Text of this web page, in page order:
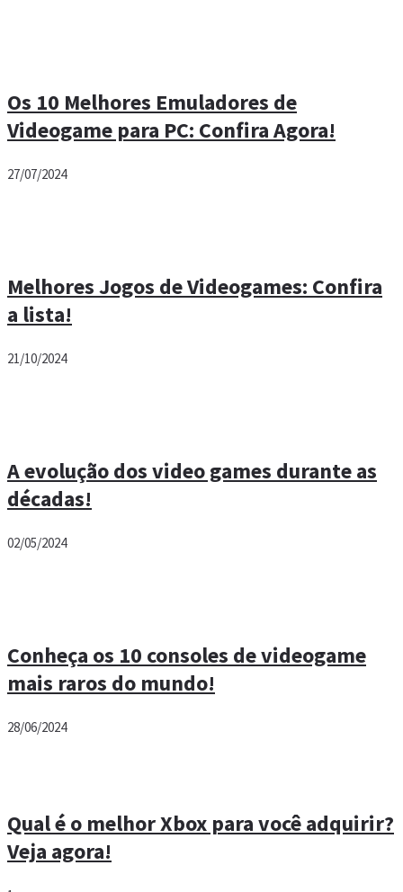
Os 10 Melhores Emuladores de
Videogame para PC: Confira Agora!
27/07/2024
Melhores Jogos de Videogames: Confira
a lista!
21/10/2024
A evolução dos video games durante as
décadas!
02/05/2024
Conheça os 10 consoles de videogame
mais raros do mundo!
28/06/2024
Qual é o melhor Xbox para você adquirir?
Veja agora!